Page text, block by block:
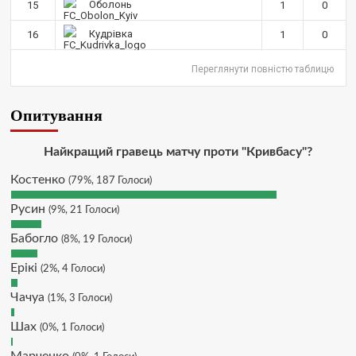
чи можна на сайт скинути
криптою ltc?
зараз скину.
SVAT :
завтра напишу в інстаграм
Hatsyk :SVAT, без проблем
кинув в ТГ
DJGycle : Tamada
Makiavelli :
Makiavelli :
MaRiO : Трансфери такі шо слів
нема....все йде до чергового
провалу 🙁
Hatsyk: Makiavelli, вітаємо на
15 Оболонь 1 0
16 Кудрівка 1 0
Переглянути повністю таблицю
Опитування
Найкращий гравець матчу проти "Кривбасу"?
Костенко (79%, 187 Голоси)
Русин (9%, 21 Голоси)
Бабогло (8%, 19 Голоси)
Ерікі (2%, 4 Голоси)
Чачуа (1%, 3 Голоси)
Шах (0%, 1 Голоси)